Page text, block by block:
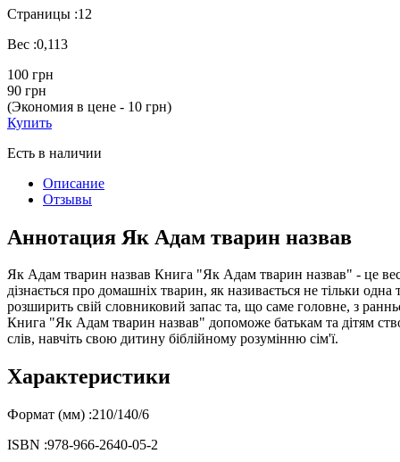
Страницы :12
Вес :0,113
100 грн
90 грн
(Экономия в цене - 10 грн)
Купить
Есть в наличии
Описание
Отзывы
Аннотация Як Адам тварин назвав
Як Адам тварин назвав Книга "Як Адам тварин назвав" - це
дізнається про домашніх тварин, як називається не тільки одна
розширить свій словниковий запас та, що саме головне, з
Книга "Як Адам тварин назвав" допоможе батькам та дітям
слів, навчіть свою дитину біблійному розумінню сім'ї.
Характеристики
Формат (мм) :210/140/6
ISBN :978-966-2640-05-2